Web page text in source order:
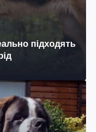
підходять